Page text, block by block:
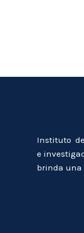
Instituto
e
brinda una